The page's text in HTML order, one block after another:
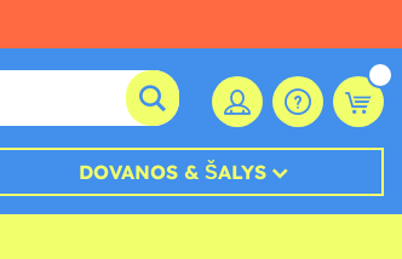
DOVANOS & ŠALYS